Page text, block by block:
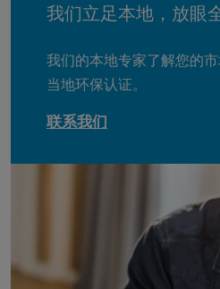
我们立足本地，放眼
我们的本地专家了解您的
当地环保认证。
联系我们